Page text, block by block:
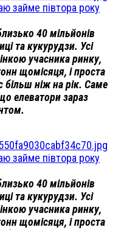
займе півтора року
40 мільйонів
та кукурудзи. Усі
учасника ринку,
щомісяця, і проста
більш ніж на рік. Саме
елеватори зараз
займе півтора року
40 мільйонів
та кукурудзи. Усі
учасника ринку,
щомісяця, і проста